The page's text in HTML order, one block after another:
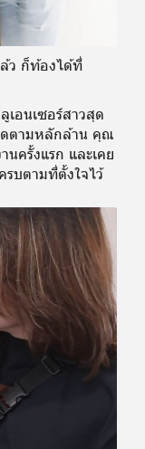
ว ก็ท้องได้ที่
อนเซอร์สาวสุด
ดตามหลักล้าน คุณ
ครั้งแรก และเคย
บตามที่ตั้งใจไว้